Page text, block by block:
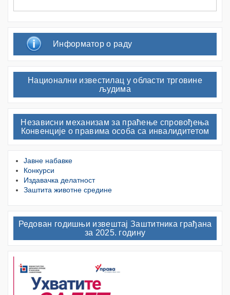
Информатор о раду
Национални известилац у области трговине
људима
Независни механизам за праћење спровођења
Конвенције о правима особа са инвалидитетом
Јавне набавке
Конкурси
Издавачка делатност
Заштита животне средине
Редован годишњи извештај Заштитника грађана
за 2025. годину